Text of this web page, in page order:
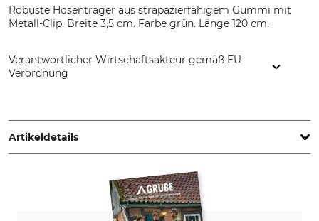
Robuste Hosenträger aus strapazierfähigem Gummi mit
Metall-Clip. Breite 3,5 cm. Farbe grün. Länge 120 cm.
Verantwortlicher Wirtschaftsakteur gemäß EU-
Verordnung
Germany, www.foresta-germany.de
Artikeldetails
Produkttyp
Hosenträger
Modellbezeichnung
Waschen